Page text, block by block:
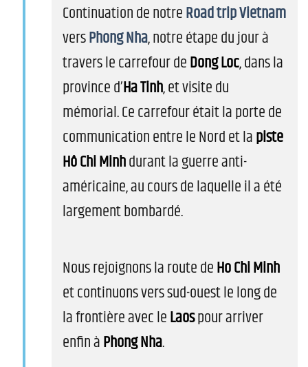
Continuation de notreRoad trip Vietnam
versPhong Nha, notre étape du jour à
travers le carrefour deDong Loc, dans la
province d’Ha Tinh, et visite du
mémorial. Ce carrefour était la porte de
communication entre le Nord et lapiste
Hô Chi Minhdurant la guerre anti-
américaine, au cours de laquelle il a été
largement bombardé.
Nous rejoignons la route deHo Chi Minh
et continuons vers sud-ouest le long de
la frontière avec leLaospour arriver
enfin àPhong Nha.